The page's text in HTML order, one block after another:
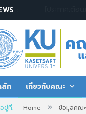
:
ลัก เกี่ยวกับคณะ
ยู่ที่: Home » ข้อมูลคณะ